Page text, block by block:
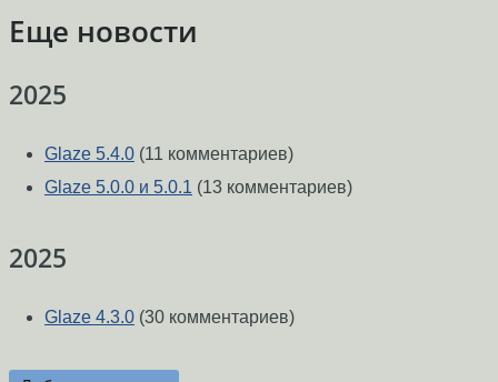
Еще новости
2025
Glaze 5.4.0 (11 комментариев)
Glaze 5.0.0 и 5.0.1 (13 комментариев)
2025
Glaze 4.3.0 (30 комментариев)